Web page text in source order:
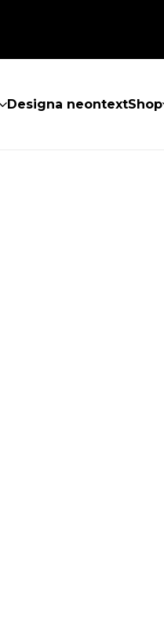
Designa neontextShop